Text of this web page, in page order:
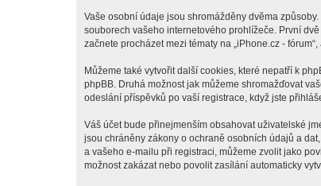
Vaše osobní údaje jsou shromážděny dvěma
souborech vašeho internetového prohlížeče. První
začnete procházet mezi tématy na „iPhone.cz -
Můžeme také vytvořit další cookies, které nepatří k
phpBB. Druhá možnost jak můžeme shromažďovat
odeslání příspěvků po vaší registrace, když jste
Váš účet bude přinejmenším obsahovat uživatelské
jsou chráněny zákony o ochraně osobních údajů a
a vašeho e-mailu při registraci, můžeme zvolit jako
možnost zakázat nebo povolit zasílání automaticky